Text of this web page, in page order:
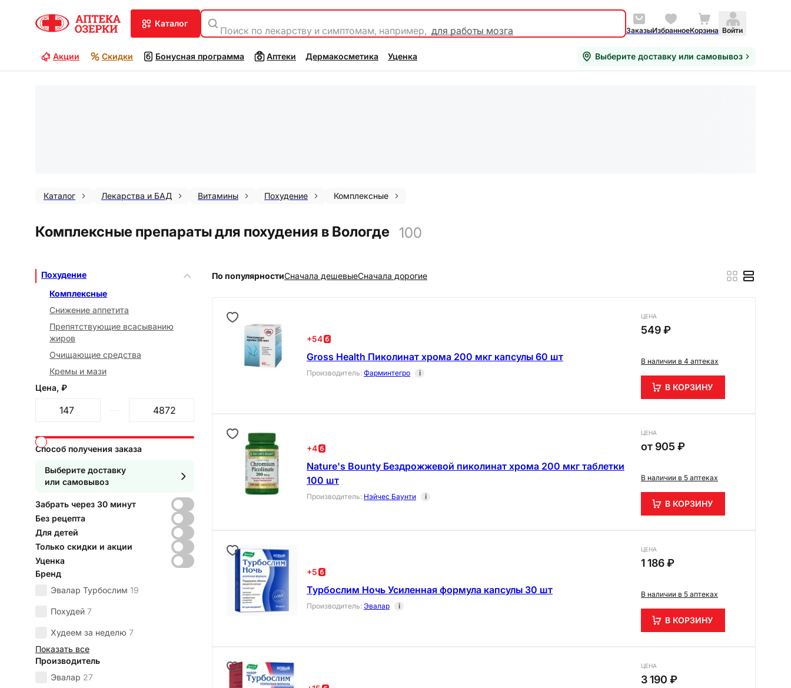
каталог
Поиск по лекарству и симптомам, например, для работы мозга ЗаказыИзбранноеКорзина Войти
Акции Скидки Бонусная программа Аптеки Дермакосметика Уценка Выберите доставку или самовывоз
Каталог Лекарства и БАД Витамины Похудение Комплексные
Комплексные препараты для похудения в Вологде 100
Похудение
Комплексные
Снижение аппетита
Препятствующие всасыванию
жиров
Очищающие средства
Кремы и мази
Цена, ₽
Способ получения заказа
Выберите доставку
или самовывоз
Забрать через 30 минут
Без рецепта
Для детей
Только скидки и акции
Уценка
Бренд
Эвалар Турбослим 19
Похудей 7
Худеем за неделю 7
Показать все
Производитель
Эвалар 27
По популярностиCначала дешевыеCначала дорогие
+54
Gross Health Пиколинат хрома 200 мкг капсулы 60 шт
Производитель: Фарминтегро i
ЦЕНА
549 ₽
В наличии в 4 аптеках
В КОРЗИНУ
+4
Nature's Bounty Бездрожжевой пиколинат хрома 200 мкг таблетки
100 шт
Производитель: Нэйчес Баунти i
ЦЕНА
от905 ₽
В наличии в 5 аптеках
В КОРЗИНУ
+5
Турбослим Ночь Усиленная формула капсулы 30 шт
Производитель: Эвалар i
ЦЕНА
1 186 ₽
В наличии в 5 аптеках
В КОРЗИНУ
ЦЕНА
3 190 ₽